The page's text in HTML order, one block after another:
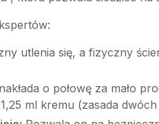
utlenia się, a fizyczny
o połowę za mało
ml kremu (zasada